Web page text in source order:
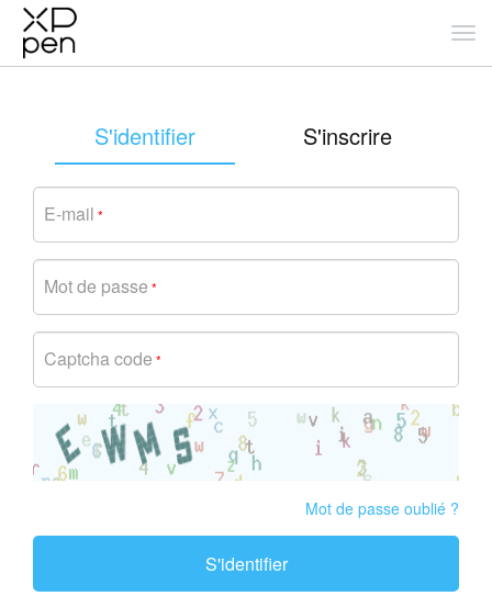
S'identifier S'inscrire
E-mail *
Mot de passe *
Captcha code *
Mot de passe oublié ?
S'identifier